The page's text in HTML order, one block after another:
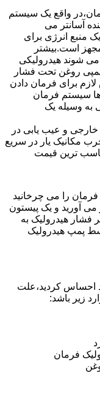
واقع یک سیستم
آسانتر می
منبع انرژی برای
است.بیشتر
می شوند هیدرولیکی
پمپی روغن تحت فشار
برای فرمان دادن
ها سیستم فرمان
به وسیله یک
و عیب یابی در
مکانیک یار در سریع
را می چرخانید
می آورید و یک پیستون
هیدرولیک به
پمپ هیدرولیک
احساس کردید،علت
زیر باشد:
فرمان